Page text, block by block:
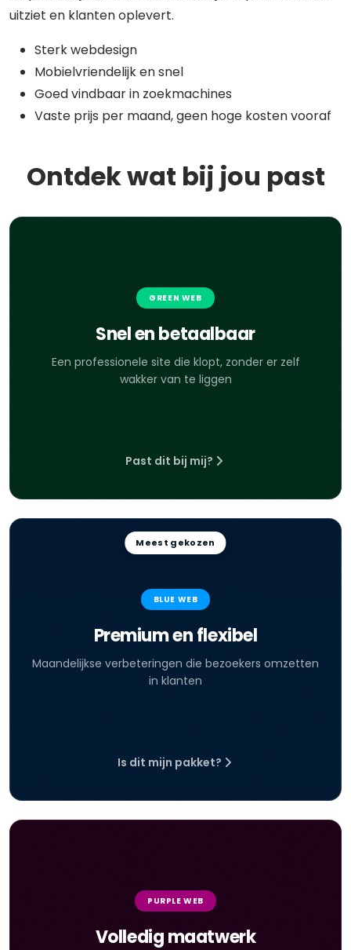
uitziet en klanten oplevert.
Sterk webdesign
Mobielvriendelijk en snel
Goed vindbaar in zoekmachines
Vaste prijs per maand, geen hoge kosten vooraf
Ontdek wat bij jou past
GREEN WEB
Snel en betaalbaar
Een professionele site die klopt, zonder er zelf
wakker van te liggen
Past dit bij mij?
Meest gekozen
BLUE WEB
Premium en flexibel
Maandelijkse verbeteringen die bezoekers omzetten
in klanten
Is dit mijn pakket?
PURPLE WEB
Volledig maatwerk